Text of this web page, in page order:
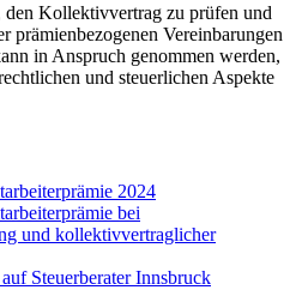
Kollektivvertrag zu prüfen und
prämienbezogenen Vereinbarungen
in Anspruch genommen werden,
und steuerlichen Aspekte
2024
bei
und kollektivvertraglicher
Steuerberater Innsbruck